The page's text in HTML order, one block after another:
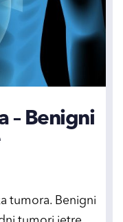
– Benigni
tumora. Benigni